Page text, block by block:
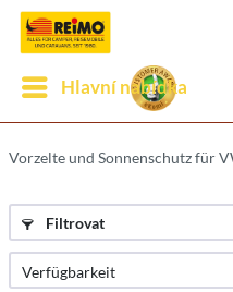
Hlavní nabídka
Vorzelte und Sonnenschutz für
Filtrovat